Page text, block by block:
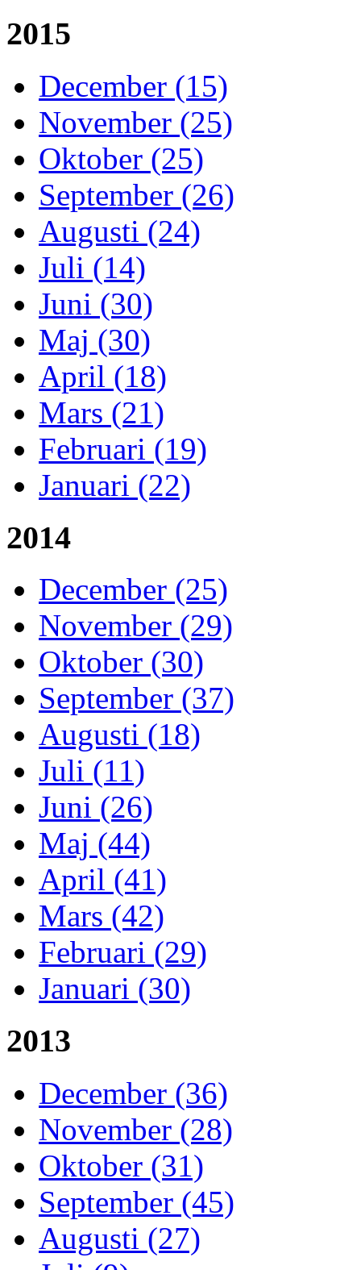
2015
December (15)
November (25)
Oktober (25)
September (26)
Augusti (24)
Juli (14)
Juni (30)
Maj (30)
April (18)
Mars (21)
Februari (19)
Januari (22)
2014
December (25)
November (29)
Oktober (30)
September (37)
Augusti (18)
Juli (11)
Juni (26)
Maj (44)
April (41)
Mars (42)
Februari (29)
Januari (30)
2013
December (36)
November (28)
Oktober (31)
September (45)
Augusti (27)